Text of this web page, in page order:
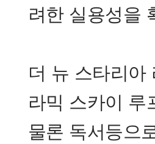
려한 실용성을
더 뉴 스타리아
라믹 스카이 루
물론 독서등으